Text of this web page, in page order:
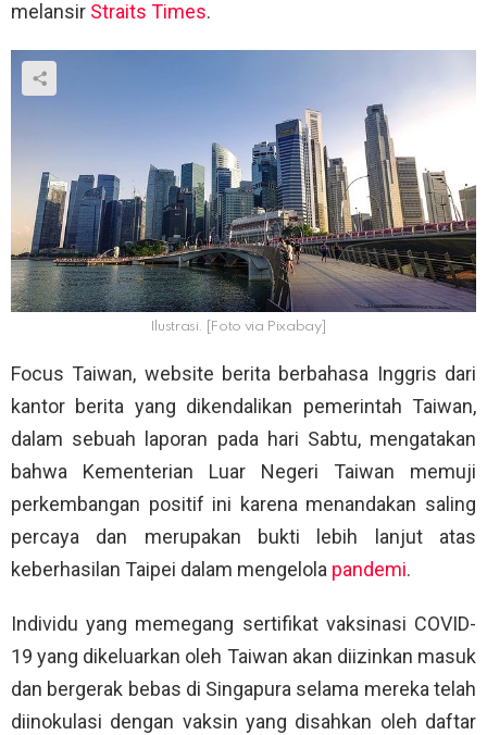
melansir Straits Times.
Ilustrasi. [Foto via Pixabay]
Focus Taiwan, website berita berbahasa Inggris dari
kantor berita yang dikendalikan pemerintah Taiwan,
dalam sebuah laporan pada hari Sabtu, mengatakan
bahwa Kementerian Luar Negeri Taiwan memuji
perkembangan positif ini karena menandakan saling
percaya dan merupakan bukti lebih lanjut atas
keberhasilan Taipei dalam mengelola pandemi.
Individu yang memegang sertifikat vaksinasi COVID-
19 yang dikeluarkan oleh Taiwan akan diizinkan masuk
dan bergerak bebas di Singapura selama mereka telah
diinokulasi dengan vaksin yang disahkan oleh daftar